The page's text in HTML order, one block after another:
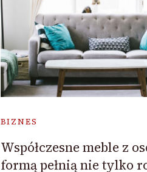
BIZNES
Współczesne meble z
formą pełnią nie tylko